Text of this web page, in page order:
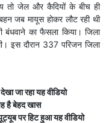
तो जेल और कैदियों के बीच ही
जब मायूस होकर लौट रही थी
बंधवाने का फैसला किया। जिला
इस दौरान 337 परिजन जिला
जा रहा यह वीडियो
है बेहद खास
पर हिट हुआ यह वीडियो